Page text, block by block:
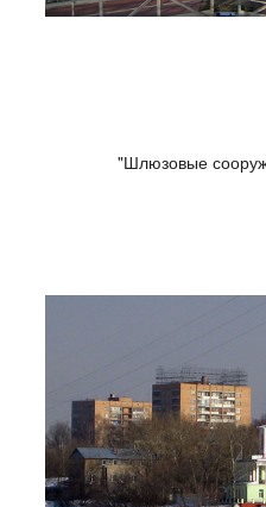
"Шлюзовые